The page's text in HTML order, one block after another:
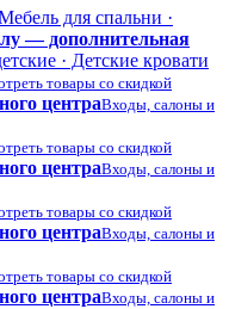
для спальни ·
— дополнительная
· Детские кровати
товары со скидкой
центраВходы, салоны и
товары со скидкой
центраВходы, салоны и
товары со скидкой
центраВходы, салоны и
товары со скидкой
центраВходы, салоны и